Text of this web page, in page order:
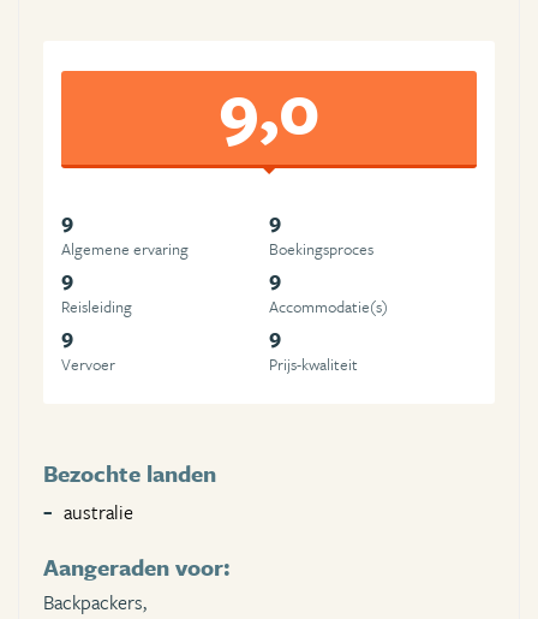
9,0
9
Algemene ervaring
9
Boekingsproces
9
Reisleiding
9
Accommodatie(s)
9
Vervoer
9
Prijs-kwaliteit
Bezochte landen
australie
Aangeraden voor:
Backpackers,